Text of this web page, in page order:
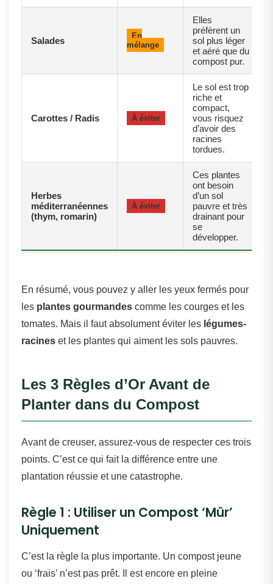
Salades
En
mélange
Elles
préfèrent un
sol plus léger
et aéré que du
compost pur.
Carottes / Radis À éviter
Le sol est trop
riche et
compact,
vous risquez
d’avoir des
racines
tordues.
Herbes
méditerranéennes
(thym, romarin)
À éviter
Ces plantes
ont besoin
d’un sol
pauvre et très
drainant pour
se
développer.
En résumé, vous pouvez y aller les yeux fermés pour
les plantes gourmandes comme les courges et les
tomates. Mais il faut absolument éviter les légumes-
racines et les plantes qui aiment les sols pauvres.
Les 3 Règles d’Or Avant de
Planter dans du Compost
Avant de creuser, assurez-vous de respecter ces trois
points. C’est ce qui fait la différence entre une
plantation réussie et une catastrophe.
Règle 1 : Utiliser un Compost ‘Mûr’
Uniquement
C’est la règle la plus importante. Un compost jeune
ou ‘frais’ n’est pas prêt. Il est encore en pleine